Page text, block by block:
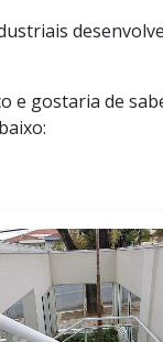
e gostaria de